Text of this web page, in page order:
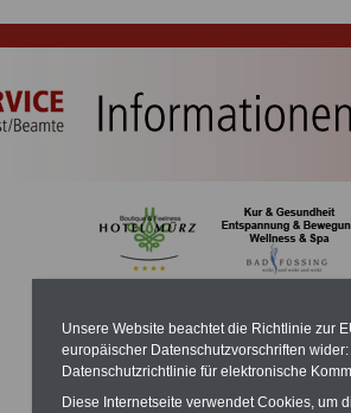
Besoldung
Unsere Website beachtet die Richtlinie zur
europäischer Datenschutzvorschriften
Datenschutzrichtlinie für elektronische
Diese Internetseite verwendet Cookies, um